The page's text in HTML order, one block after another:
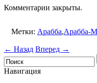
Комментарии закрыты.
Метки: Арабба,Арабба-
← Назад Вперед →
Навигация